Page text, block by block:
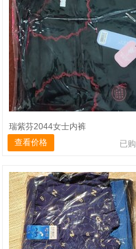
瑞紫芬2044女士内裤
查看价格
已